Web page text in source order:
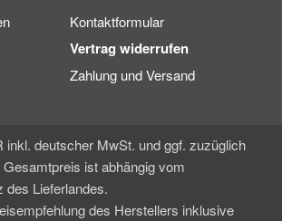
Kontaktformular
Vertrag widerrufen
Zahlung und Versand
inkl. deutscher MwSt. und ggf. zuzüglich
Gesamtpreis ist abhängig vom
des Lieferlandes.
des Herstellers inklusive